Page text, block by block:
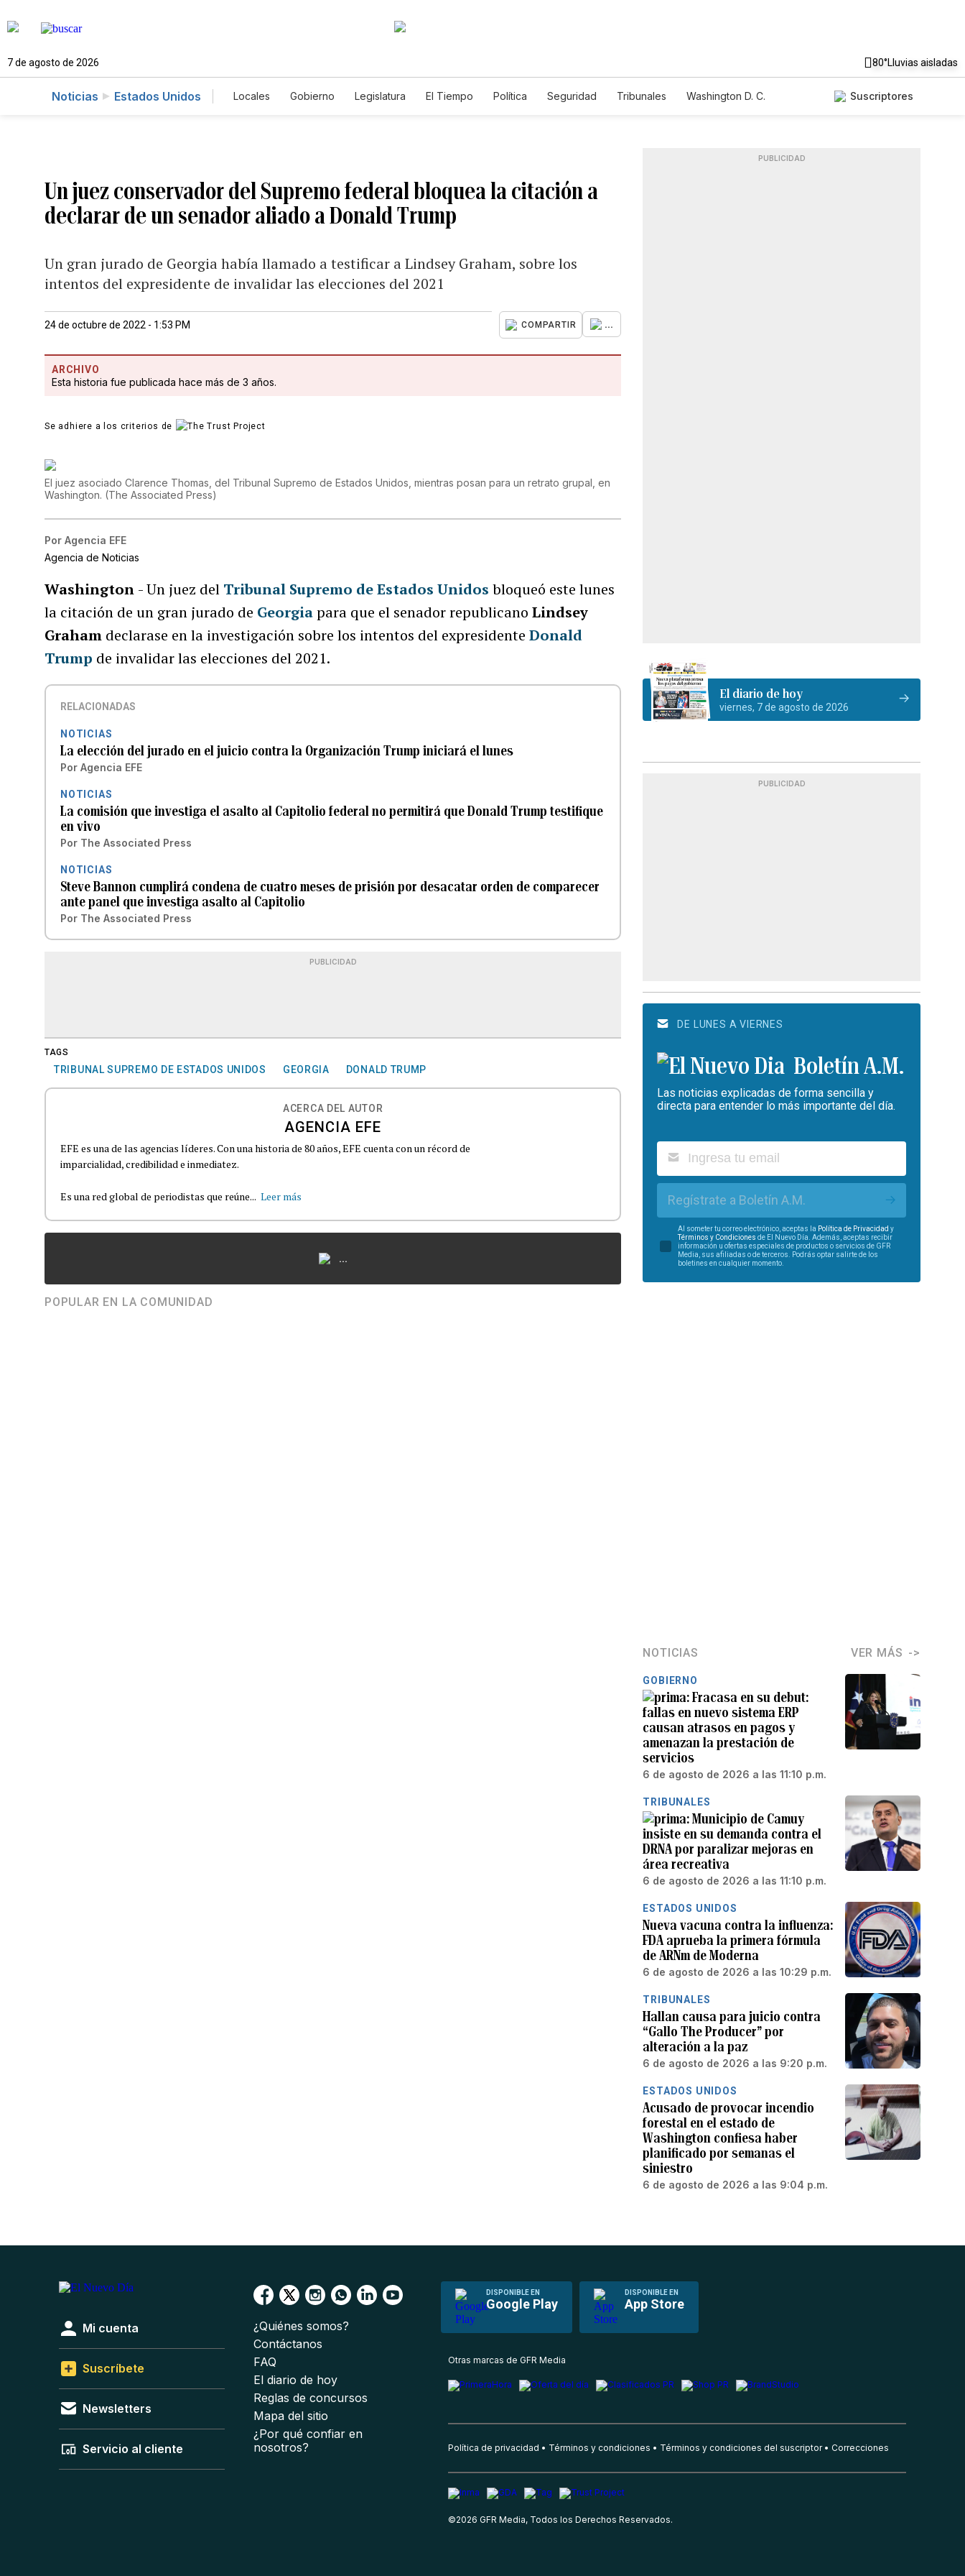
7 de agosto de 2026 80°Lluvias aisladas
Noticias Estados Unidos Locales Gobierno Legislatura El Tiempo Política Seguridad Tribunales
Washington D. C.
Suscriptores
Un juez conservador del Supremo federal bloquea la citación a
declarar de un senador aliado a Donald Trump
Un gran jurado de Georgia había llamado a testificar a Lindsey Graham, sobre los
intentos del expresidente de invalidar las elecciones del 2021
24 de octubre de 2022 - 1:53 PM COMPARTIR ...
ARCHIVO
Esta historia fue publicada hace más de 3 años.
Se adhiere a los criterios de
El juez asociado Clarence Thomas, del Tribunal Supremo de Estados Unidos, mientras posan para un retrato grupal, en
Washington. (The Associated Press)
Por Agencia EFE
Agencia de Noticias
Washington - Un juez del Tribunal Supremo de Estados Unidos bloqueó este lunes
la citación de un gran jurado de Georgiapara que el senador republicanoLindsey
Graham declarase en la investigación sobre los intentos del expresidenteDonald
Trump de invalidar las elecciones del 2021.
RELACIONADAS
NOTICIAS
La elección del jurado en el juicio contra la Organización Trump iniciará el lunes
Por Agencia EFE
NOTICIAS
La comisión que investiga el asalto al Capitolio federal no permitirá que Donald Trump testifique
en vivo
Por The Associated Press
NOTICIAS
Steve Bannon cumplirá condena de cuatro meses de prisión por desacatar orden de comparecer
ante panel que investiga asalto al Capitolio
Por The Associated Press
PUBLICIDAD
TAGS
TRIBUNAL SUPREMO DE ESTADOS UNIDOS GEORGIA DONALD TRUMP
ACERCA DEL AUTOR
AGENCIA EFE
EFE es una de las agencias líderes. Con una historia de 80 años, EFE cuenta con un récord de
imparcialidad, credibilidad e inmediatez.
Es una red global de periodistas que reúne... Leer más
...
POPULAR EN LA COMUNIDAD
PUBLICIDAD
El diario de hoy
viernes, 7 de agosto de 2026
PUBLICIDAD
DE LUNES A VIERNES
Boletín A.M.
Las noticias explicadas de forma sencilla y
directa para entender lo más importante del día.
Regístrate a Boletín A.M.
Al someter tu correo electrónico, aceptas la Política de Privacidad y
Términos y Condiciones de El Nuevo Día. Además, aceptas recibir
información u ofertas especiales de productos o servicios de GFR
Media, sus afiliadas o de terceros. Podrás optar salirte de los
boletines en cualquier momento.
NOTICIAS VER MÁS
GOBIERNO
Fracasa en su debut:
fallas en nuevo sistema ERP
causan atrasos en pagos y
amenazan la prestación de
servicios
6 de agosto de 2026 a las 11:10 p.m.
TRIBUNALES
Municipio de Camuy
insiste en su demanda contra el
DRNA por paralizar mejoras en
área recreativa
6 de agosto de 2026 a las 11:10 p.m.
ESTADOS UNIDOS
Nueva vacuna contra la influenza:
FDA aprueba la primera fórmula
de ARNm de Moderna
6 de agosto de 2026 a las 10:29 p.m.
TRIBUNALES
Hallan causa para juicio contra
“Gallo The Producer” por
alteración a la paz
6 de agosto de 2026 a las 9:20 p.m.
ESTADOS UNIDOS
Acusado de provocar incendio
forestal en el estado de
Washington confiesa haber
planificado por semanas el
siniestro
6 de agosto de 2026 a las 9:04 p.m.
DISPONIBLE EN
Google Play
DISPONIBLE EN
App Store
Mi cuenta
Suscríbete
Newsletters
Servicio al cliente
¿Quiénes somos?
Contáctanos
FAQ
El diario de hoy
Reglas de concursos
Mapa del sitio
¿Por qué confiar en
nosotros?
Otras marcas de GFR Media
Política de privacidad Términos y condiciones Términos y condiciones del suscriptor Correcciones
©2026 GFR Media, Todos los Derechos Reservados.